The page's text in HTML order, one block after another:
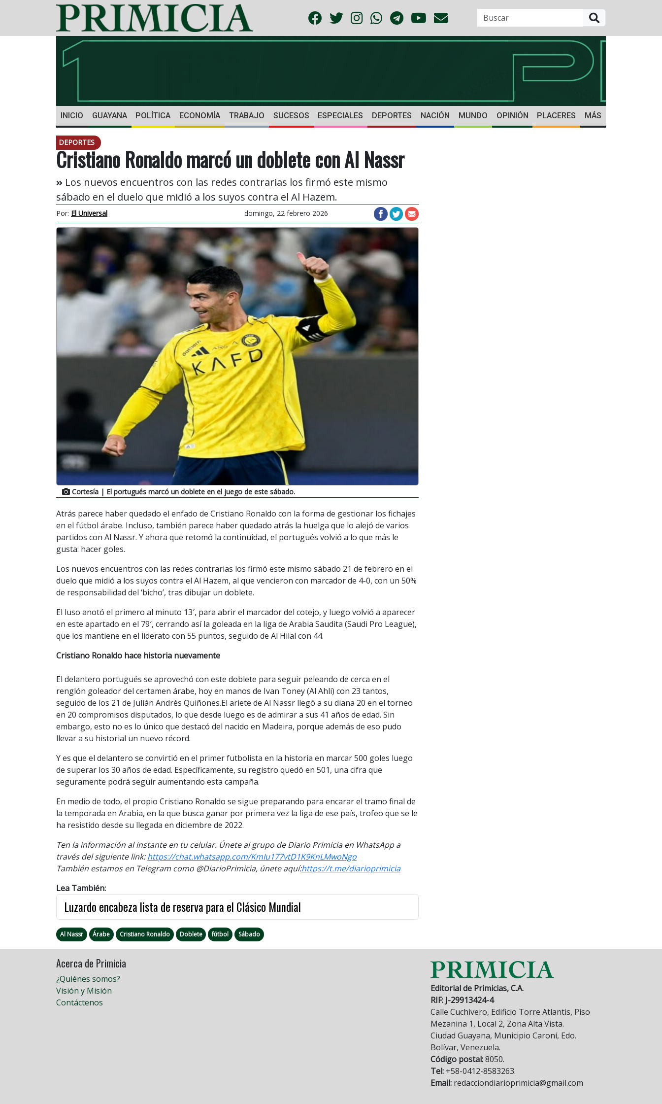
INICIO GUAYANA POLÍTICA ECONOMÍA TRABAJO SUCESOS ESPECIALES DEPORTES NACIÓN MUNDO OPINIÓN PLACERES MÁS
DEPORTES
Cristiano Ronaldo marcó un doblete con Al Nassr
Los nuevos encuentros con las redes contrarias los firmó este mismo
sábado en el duelo que midió a los suyos contra el Al Hazem.
Por: El Universal domingo, 22 febrero 2026
Cortesía | El portugués marcó un doblete en el juego de este sábado.
Atrás parece haber quedado el enfado de Cristiano Ronaldo con la forma de gestionar los fichajes
en el fútbol árabe. Incluso, también parece haber quedado atrás la huelga que lo alejó de varios
partidos con Al Nassr. Y ahora que retomó la continuidad, el portugués volvió a lo que más le
gusta: hacer goles.
Los nuevos encuentros con las redes contrarias los firmó este mismo sábado 21 de febrero en el
duelo que midió a los suyos contra el Al Hazem, al que vencieron con marcador de 4-0, con un 50%
de responsabilidad del ‘bicho’, tras dibujar un doblete.
El luso anotó el primero al minuto 13′, para abrir el marcador del cotejo, y luego volvió a aparecer
en este apartado en el 79′, cerrando así la goleada en la liga de Arabia Saudita (Saudi Pro League),
que los mantiene en el liderato con 55 puntos, seguido de Al Hilal con 44.
Cristiano Ronaldo hace historia nuevamente
El delantero portugués se aprovechó con este doblete para seguir peleando de cerca en el
renglón goleador del certamen árabe, hoy en manos de Ivan Toney (Al Ahli) con 23 tantos,
seguido de los 21 de Julián Andrés Quiñones.El ariete de Al Nassr llegó a su diana 20 en el torneo
en 20 compromisos disputados, lo que desde luego es de admirar a sus 41 años de edad. Sin
embargo, esto no es lo único que destacó del nacido en Madeira, porque además de eso pudo
llevar a su historial un nuevo récord.
Y es que el delantero se convirtió en el primer futbolista en la historia en marcar 500 goles luego
de superar los 30 años de edad. Específicamente, su registro quedó en 501, una cifra que
seguramente podrá seguir aumentando esta campaña.
En medio de todo, el propio Cristiano Ronaldo se sigue preparando para encarar el tramo final de
la temporada en Arabia, en la que busca ganar por primera vez la liga de ese país, trofeo que se le
ha resistido desde su llegada en diciembre de 2022.
Ten la información al instante en tu celular. Únete al grupo de Diario Primicia en WhatsApp a
través del siguiente link:https://chat.whatsapp.com/KmIu177vtD1K9KnLMwoNgo
También estamos en Telegram como @DiarioPrimicia, únete aquí:https://t.me/diarioprimicia
Lea También:
Luzardo encabeza lista de reserva para el Clásico Mundial
Al Nassr Árabe Cristiano Ronaldo Doblete fútbol Sábado
Acerca de Primicia
¿Quiénes somos?
Visión y Misión
Contáctenos
Editorial de Primicias, C.A.
RIF: J-29913424-4
Calle Cuchivero, Edificio Torre Atlantis, Piso
Mezanina 1, Local 2, Zona Alta Vista.
Ciudad Guayana, Municipio Caroní, Edo.
Bolívar, Venezuela.
Código postal:8050.
Tel: +58-0412-8583263.
Email: redacciondiarioprimicia@gmail.com